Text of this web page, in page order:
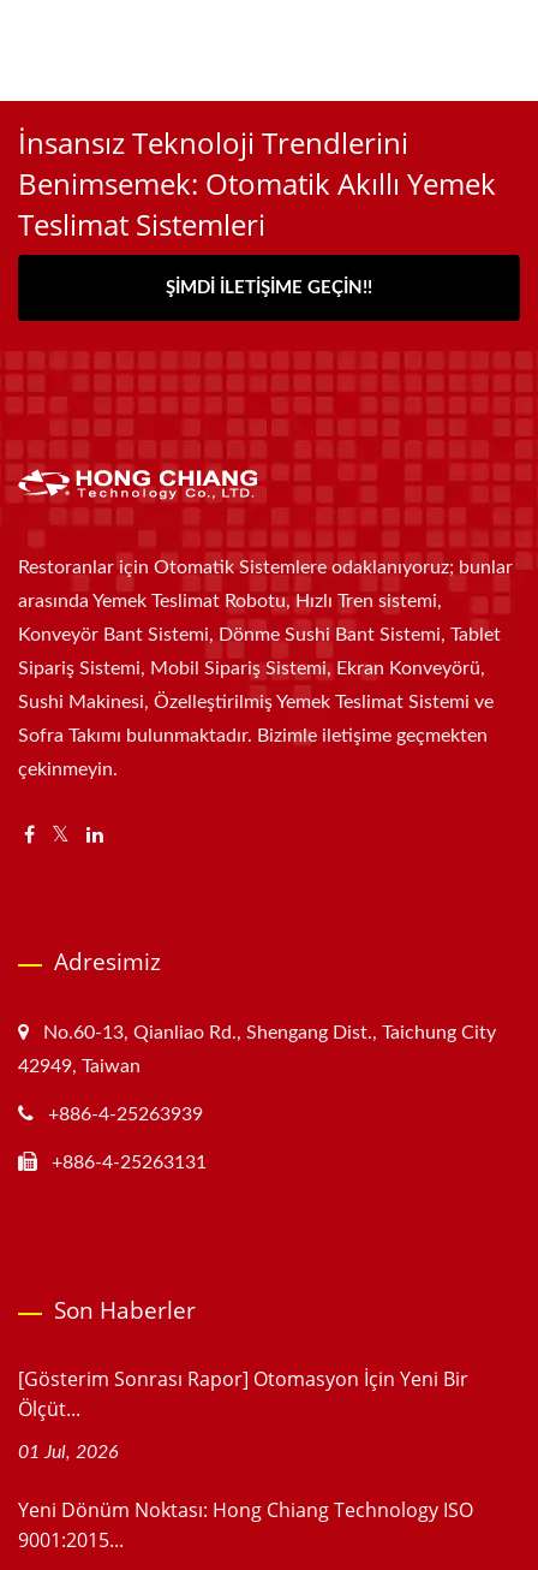
İnsansız Teknoloji Trendlerini
Benimsemek: Otomatik Akıllı Yemek
Teslimat Sistemleri
ŞIMDI İLETIŞIME GEÇIN!!
Restoranlar için Otomatik Sistemlere odaklanıyoruz; bunlar
arasında Yemek Teslimat Robotu, Hızlı Tren sistemi,
Konveyör Bant Sistemi, Dönme Sushi Bant Sistemi, Tablet
Sipariş Sistemi, Mobil Sipariş Sistemi, Ekran Konveyörü,
Sushi Makinesi, Özelleştirilmiş Yemek Teslimat Sistemi ve
Sofra Takımı bulunmaktadır. Bizimle iletişime geçmekten
çekinmeyin.
Adresimiz
No.60-13, Qianliao Rd., Shengang Dist., Taichung City
42949, Taiwan
+886-4-25263939
+886-4-25263131
Son Haberler
[Gösterim Sonrası Rapor] Otomasyon İçin Yeni Bir
Ölçüt...
01 Jul, 2026
Yeni Dönüm Noktası: Hong Chiang Technology ISO
9001:2015...